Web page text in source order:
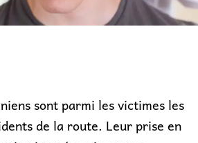
sont parmi les victimes les
de la route. Leur prise en